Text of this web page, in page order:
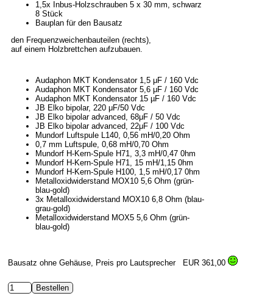
1,5x Inbus-Holzschrauben 5 x 30 mm, schwarz
8 Stück
Bauplan für den Bausatz
den Frequenzweichenbauteilen (rechts),
auf einem Holzbrettchen aufzubauen.
Audaphon MKT Kondensator 1,5 μF / 160 Vdc
Audaphon MKT Kondensator 5,6 μF / 160 Vdc
Audaphon MKT Kondensator 15 µF / 160 Vdc
JB Elko bipolar, 220 μF/50 Vdc
JB Elko bipolar advanced, 68μF / 50 Vdc
JB Elko bipolar advanced, 22μF / 100 Vdc
Mundorf Luftspule L140, 0,56 mH/0,20 Ohm
0,7 mm Luftspule, 0,68 mH/0,70 Ohm
Mundorf H-Kern-Spule H71, 3,3 mH/0,47 0hm
Mundorf H-Kern-Spule H71, 15 mH/1,15 0hm
Mundorf H-Kern-Spule H100, 1,5 mH/0,17 0hm
Metalloxidwiderstand MOX10 5,6 Ohm (grün-
blau-gold)
3x Metalloxidwiderstand MOX10 6,8 Ohm (blau-
grau-gold)
Metalloxidwiderstand MOX5 5,6 Ohm (grün-
blau-gold)
Bausatz ohne Gehäuse, Preis pro Lautsprecher EUR 361,00